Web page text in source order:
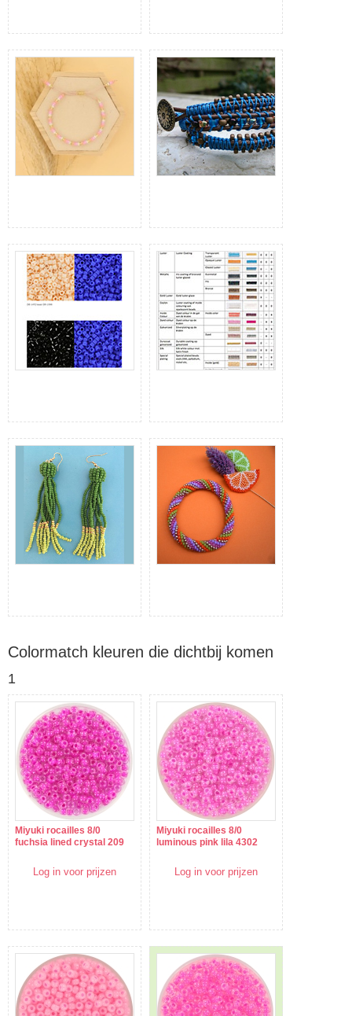
Colormatch kleuren die dichtbij komen
1
Miyuki rocailles 8/0
fuchsia lined crystal 209
Log in voor prijzen
Miyuki rocailles 8/0
luminous pink lila 4302
Log in voor prijzen